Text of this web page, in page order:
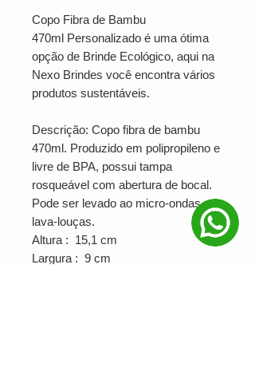
Copo Fibra de Bambu
470ml Personalizado é uma ótima
opção de Brinde Ecológico, aqui na
Nexo Brindes você encontra vários
produtos sustentáveis.
Descrição: Copo fibra de bambu
470ml. Produzido em polipropileno e
livre de BPA, possui tampa
rosqueável com abertura de bocal.
Pode ser levado ao micro-ondas e
lava-louças.
Altura : 15,1 cm
Largura : 9 cm